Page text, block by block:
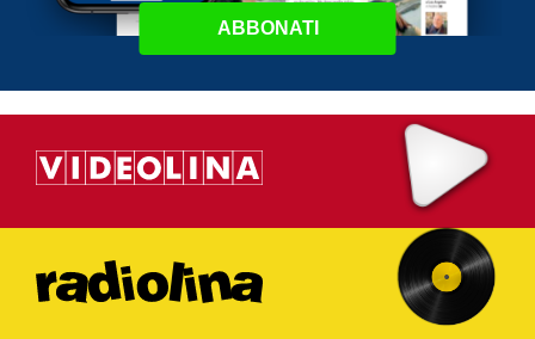
ABBONATI